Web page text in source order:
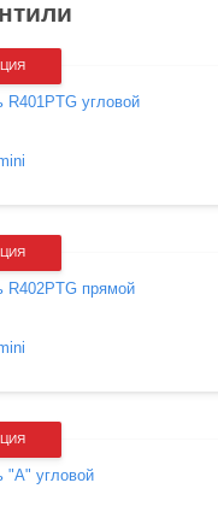
R401PTG угловой
R402PTG прямой
"A" угловой